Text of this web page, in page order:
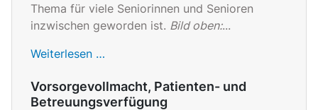
Thema für viele Seniorinnen und Senioren
inzwischen geworden ist. Bild oben:...
Weiterlesen …
Vorsorgevollmacht, Patienten- und
Betreuungsverfügung